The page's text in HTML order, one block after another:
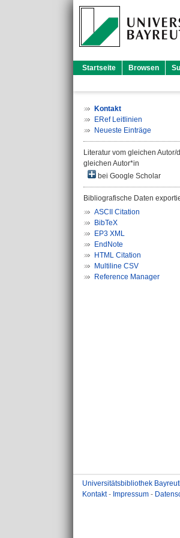
Startseite Browsen
Kontakt
ERef Leitlinien
Neueste Einträge
Literatur vom gleichen Autor/
gleichen Autor*in
bei Google Scholar
Bibliografische Daten
ASCII Citation
BibTeX
EP3 XML
EndNote
HTML Citation
Multiline CSV
Reference Manager
Universitätsbibliothek
Kontakt- Impressum -